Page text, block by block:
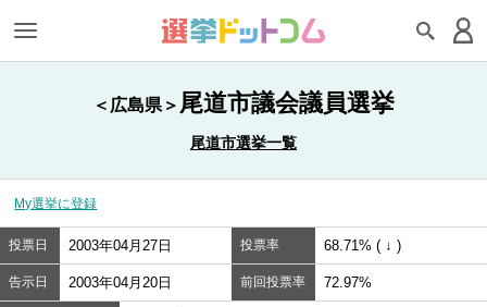
＜広島県＞ 尾道市議会議員選挙
尾道市選挙一覧
My選挙に登録
投票日 2003年04月27日 投票率 68.71% ( ↓ )
告示日 2003年04月20日 前回投票率 72.97%